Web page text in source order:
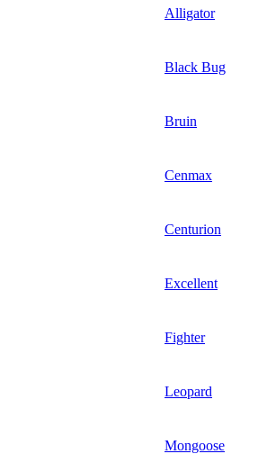
Alligator
Black Bug
Bruin
Cenmax
Centurion
Excellent
Fighter
Leopard
Mongoose